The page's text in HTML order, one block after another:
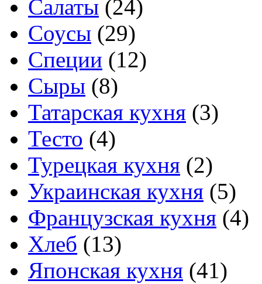
Салаты (24)
Соусы (29)
Специи (12)
Сыры (8)
Татарская кухня (3)
Тесто (4)
Турецкая кухня (2)
Украинская кухня (5)
Французская кухня (4)
Хлеб (13)
Японская кухня (41)